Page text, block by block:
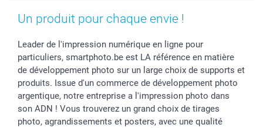
Saint-Valentin
Gestion des cookies
Investisseurs
Droit de rétractation
Grandes Quantités
Un produit pour chaque envie !
Leader de l'impression numérique en ligne pour
particuliers, smartphoto.be est LA référence en matière
de développement photo sur un large choix de supports et
produits. Issue d'un commerce de développement photo
argentique, notre entreprise a l'impression photo dans
son ADN ! Vous trouverez un grand choix de tirages
photo, agrandissements et posters, avec une qualité